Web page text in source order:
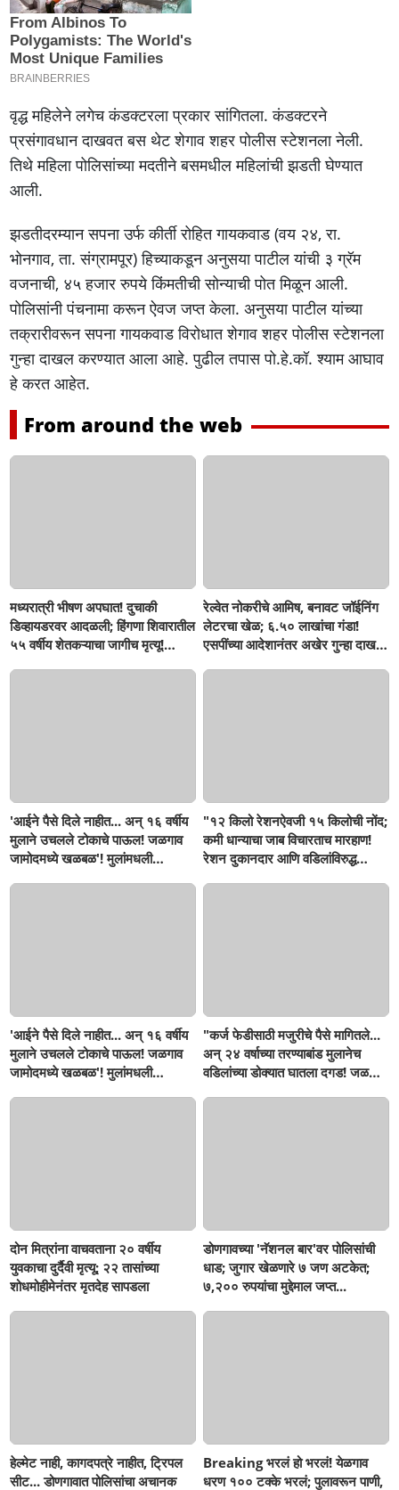
वृद्ध महिलेने लगेच कंडक्टरला प्रकार सांगितला. कंडक्टरने
प्रसंगावधान दाखवत बस थेट शेगाव शहर पोलीस स्टेशनला नेली.
तिथे महिला पोलिसांच्या मदतीने बसमधील महिलांची झडती घेण्यात
आली.
झडतीदरम्यान सपना उर्फ कीर्ती रोहित गायकवाड (वय २४, रा.
भोनगाव, ता. संग्रामपूर) हिच्याकडून अनुसया पाटील यांची ३ ग्रॅम
वजनाची, ४५ हजार रुपये किंमतीची सोन्याची पोत मिळून आली.
पोलिसांनी पंचनामा करून ऐवज जप्त केला. अनुसया पाटील यांच्या
तक्रारीवरून सपना गायकवाड विरोधात शेगाव शहर पोलीस स्टेशनला
गुन्हा दाखल करण्यात आला आहे. पुढील तपास पो.हे.कॉ. श्याम आघाव
हे करत आहेत.
From around the web
मध्यरात्री भीषण अपघात! दुचाकी
डिव्हायडरवर आदळली; हिंगणा शिवारातील
५५ वर्षीय शेतकऱ्याचा जागीच मृत्यू!
रेल्वेत नोकरीचे आमिष, बनावट जॉईनिंग
लेटरचा खेळ; ६.५० लाखांचा गंडा!
एसपींच्या आदेशानंतर अखेर गुन्हा दाखल;
'आईने पैसे दिले नाहीत... अन् १६ वर्षीय
मुलाने उचलले टोकाचे पाऊल! जळगाव
जामोदमध्ये खळबळ'! मुलांमधली
"१२ किलो रेशनऐवजी १५ किलोची नोंद;
कमी धान्याचा जाब विचारताच मारहाण!
रेशन दुकानदार आणि वडिलांविरुद्ध
'आईने पैसे दिले नाहीत... अन् १६ वर्षीय
मुलाने उचलले टोकाचे पाऊल! जळगाव
जामोदमध्ये खळबळ'! मुलांमधली
"कर्ज फेडीसाठी मजुरीचे पैसे मागितले...
अन् २४ वर्षाच्या तरण्याबांड मुलानेच
वडिलांच्या डोक्यात घातला दगड! जळगाव
दोन मित्रांना वाचवताना २० वर्षीय
युवकाचा दुर्दैवी मृत्यू; २२ तासांच्या
शोधमोहीमेनंतर मृतदेह सापडला
डोणगावच्या 'नॅशनल बार'वर पोलिसांची
धाड; जुगार खेळणारे ७ जण अटकेत;
७,२०० रुपयांचा मुद्देमाल जप्त...
हेल्मेट नाही, कागदपत्रे नाहीत, ट्रिपल
सीट... डोणगावात पोलिसांचा अचानक
Breaking भरलं हो भरलं! येळगाव
धरण १०० टक्के भरलं; पुलावरून पाणी,